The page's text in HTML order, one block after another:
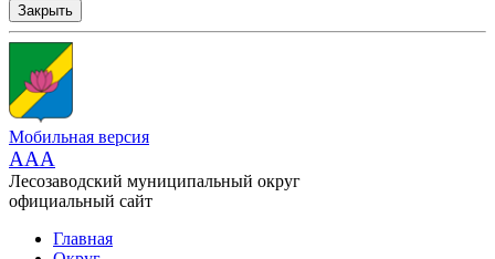
Закрыть
Мобильная версия
AAA
Лесозаводский муниципальный округ
официальный сайт
Главная